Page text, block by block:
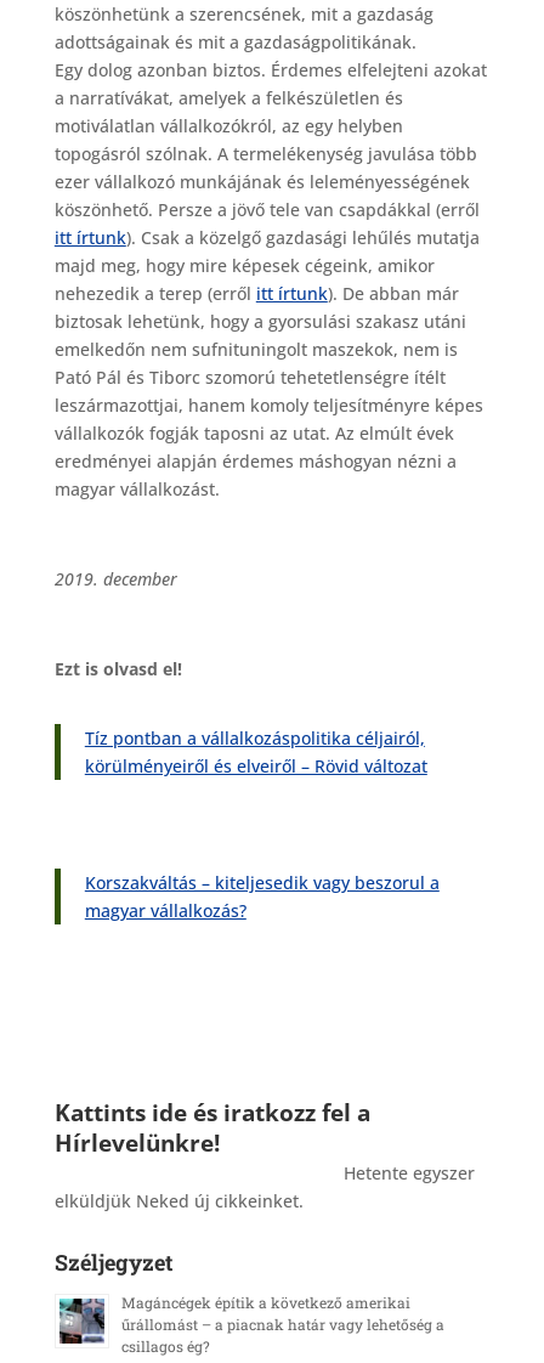
köszönhetünk a szerencsének, mit a gazdaság
adottságainak és mit a gazdaságpolitikának.
Egy dolog azonban biztos. Érdemes elfelejteni azokat
a narratívákat, amelyek a felkészületlen és
motiválatlan vállalkozókról, az egy helyben
topogásról szólnak. A termelékenység javulása több
ezer vállalkozó munkájának és leleményességének
köszönhető. Persze a jövő tele van csapdákkal (erről
itt írtunk). Csak a közelgő gazdasági lehűlés mutatja
majd meg, hogy mire képesek cégeink, amikor
nehezedik a terep (erről itt írtunk). De abban már
biztosak lehetünk, hogy a gyorsulási szakasz utáni
emelkedőn nem sufnituningolt maszekok, nem is
Pató Pál és Tiborc szomorú tehetetlenségre ítélt
leszármazottjai, hanem komoly teljesítményre képes
vállalkozók fogják taposni az utat. Az elmúlt évek
eredményei alapján érdemes máshogyan nézni a
magyar vállalkozást.
2019. december
Ezt is olvasd el!
Tíz pontban a vállalkozáspolitika céljairól,
körülményeiről és elveiről – Rövid változat
Korszakváltás – kiteljesedik vagy beszorul a
magyar vállalkozás?
Kattints ide és iratkozz fel a
Hírlevelünkre!
Hetente egyszer
elküldjük Neked új cikkeinket.
Széljegyzet
Magáncégek építik a következő amerikai
űrállomást – a piacnak határ vagy lehetőség a
csillagos ég?